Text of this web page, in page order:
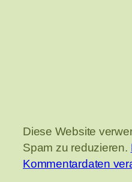
Diese Website
Spam zu reduzieren.
Kommentardaten